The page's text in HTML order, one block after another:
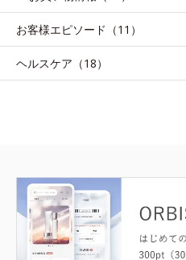
お客様エピソード（11）
ヘルスケア（18）